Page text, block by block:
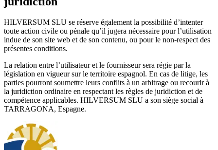
HILVERSUM SLU se réserve également la possibilité d’intenter
toute action civile ou pénale qu’il jugera nécessaire pour l’utilisation
indue de son site web et de son contenu, ou pour le non-respect des
présentes conditions.
La relation entre l’utilisateur et le fournisseur sera régie par la
législation en vigueur sur le territoire espagnol. En cas de litige, les
parties pourront soumettre leurs conflits à un arbitrage ou recourir à
la juridiction ordinaire en respectant les règles de juridiction et de
compétence applicables. HILVERSUM SLU a son siège social à
TARRAGONA, Espagne.